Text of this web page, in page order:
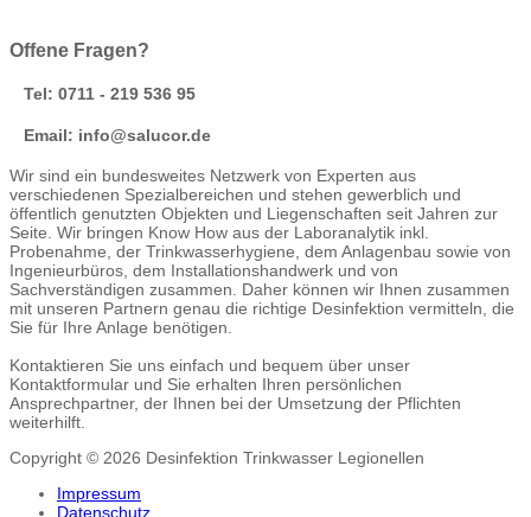
Offene Fragen?
Tel: 0711 - 219 536 95
Email: info@salucor.de
Wir sind ein bundesweites Netzwerk von Experten aus
verschiedenen Spezialbereichen und stehen gewerblich und
öffentlich genutzten Objekten und Liegenschaften seit Jahren zur
Seite. Wir bringen Know How aus der Laboranalytik inkl.
Probenahme, der Trinkwasserhygiene, dem Anlagenbau sowie von
Ingenieurbüros, dem Installationshandwerk und von
Sachverständigen zusammen. Daher können wir Ihnen zusammen
mit unseren Partnern genau die richtige Desinfektion vermitteln, die
Sie für Ihre Anlage benötigen.
Kontaktieren Sie uns einfach und bequem über unser
Kontaktformular und Sie erhalten Ihren persönlichen
Ansprechpartner, der Ihnen bei der Umsetzung der Pflichten
weiterhilft.
Copyright © 2026 Desinfektion Trinkwasser Legionellen
Impressum
Datenschutz